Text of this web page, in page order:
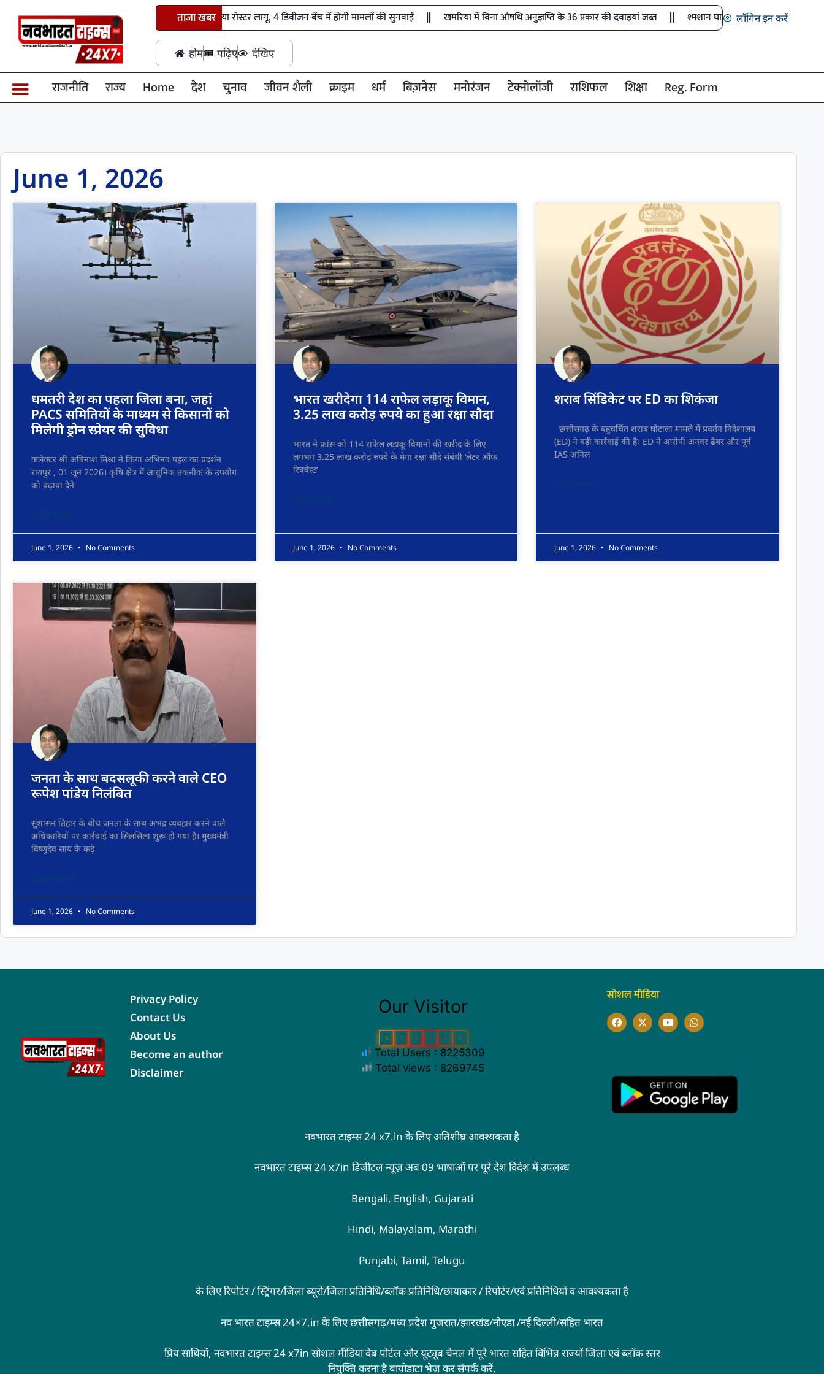
ताजा खबर
छत्तीसगढ़ हाईकोर्ट में सोमवार से नया रोस्टर लागू, 4 डिवीजन बेंच में होगी मामलों की सुनवाई खमरिया में बिना औषधि अनुज्ञप्ति के 36 प्रकार की दवाइयां जब्त श्मशान घाट में आधी रात तंत्र-साधना, चीफ
लॉगिन इन करें
होम पढ़िए देखिए
राजनीति राज्य Home देश चुनाव जीवन शैली क्राइम धर्म बिज़नेस मनोरंजन टेक्नोलॉजी राशिफल शिक्षा Reg. Form
June 1, 2026
धमतरी देश का पहला जिला बना, जहां
PACS समितियों के माध्यम से किसानों को
मिलेगी ड्रोन स्प्रेयर की सुविधा
कलेक्टर श्री अबिनाश मिश्रा ने किया अभिनव पहल का प्रदर्शन
रायपुर , 01 जून 2026। कृषि क्षेत्र में आधुनिक तकनीक के उपयोग
को बढ़ावा देने
READ MORE »
June 1, 2026 No Comments
भारत खरीदेगा 114 राफेल लड़ाकू विमान,
3.25 लाख करोड़ रुपये का हुआ रक्षा सौदा
भारत ने फ्रांस को 114 राफेल लड़ाकू विमानों की खरीद के लिए
लगभग 3.25 लाख करोड़ रुपये के मेगा रक्षा सौदे संबंधी ‘लेटर ऑफ
रिक्वेस्ट’
READ MORE »
June 1, 2026 No Comments
शराब सिंडिकेट पर ED का शिकंजा
छत्तीसगढ़ के बहुचर्चित शराब घोटाला मामले में प्रवर्तन निदेशालय
(ED) ने बड़ी कार्रवाई की है। ED ने आरोपी अनवर ढेबर और पूर्व
IAS अनिल
READ MORE »
June 1, 2026 No Comments
जनता के साथ बदसलूकी करने वाले CEO
रूपेश पांडेय निलंबित
सुशासन तिहार के बीच जनता के साथ अभद्र व्यवहार करने वाले
अधिकारियों पर कार्रवाई का सिलसिला शुरू हो गया है। मुख्यमंत्री
विष्णुदेव साय के कड़े
READ MORE »
June 1, 2026 No Comments
Privacy Policy
Contact Us
About Us
Become an author
Disclaimer
Our Visitor
8 2 2 5 3 0
Total Users : 8225309
Total views : 8269745
सोशल मीडिया
नवभारत टाइम्स 24 x7.in के लिए अतिशीघ्र आवश्यकता है
नवभारत टाइम्स 24 x7in डिजीटल न्यूज़ अब 09 भाषाओं पर पूरे देश विदेश में उपलब्ध
Bengali, English, Gujarati
Hindi, Malayalam, Marathi
Punjabi, Tamil, Telugu
के लिए रिपोर्टर / स्ट्रिंगर/जिला ब्यूरो/जिला प्रतिनिधि/ब्लॉक प्रतिनिधि/छायाकार / रिपोर्टर/एवं प्रतिनिधियों व आवश्यकता है
नव भारत टाइम्स 24×7.in के लिए छत्तीसगढ़/मध्य प्रदेश गुजरात/झारखंड/नोएडा /नई दिल्ली/सहित भारत
प्रिय साथियों, नवभारत टाइम्स 24 x7in सोशल मीडिया वेब पोर्टल और यूट्यूब चैनल में पूरे भारत सहित विभिन्न राज्यों जिला एवं ब्लॉक स्तर
नियुक्ति करना है बायोडाटा भेज कर संपर्क करें,